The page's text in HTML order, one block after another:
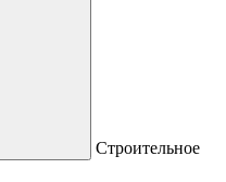
Строительное